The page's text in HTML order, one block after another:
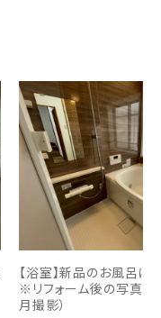
【浴室】新品のお風呂に
※リフォーム後の写真で
月撮影）